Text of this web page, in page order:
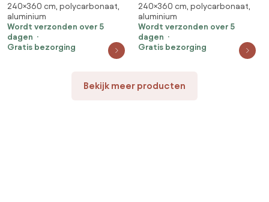
2,4 x 3,6 m CoverTech zwart
240×360 cm, polycarbonaat,
aluminium
Wordt verzonden over 5
dagen
Gratis bezorging
x 3,6 m CoverTech zwart
240×360 cm, polycarbonaat,
aluminium
Wordt verzonden over 5
dagen
Gratis bezorging
Bekijk meer producten